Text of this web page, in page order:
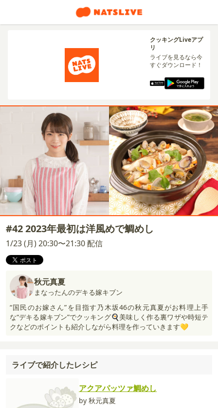
クッキングLiveアプ
リ
ライブを見るなら今
すぐダウンロード！
#42 2023年最初は洋風めで鯛めし
1/23 (月) 20:30〜21:30 配信
秋元真夏
まなったんのデキる嫁キブン
“国民のお嫁さん”を目指す乃木坂46の秋元真夏がお料理上手
な“デキる嫁キブン”でクッキング🍳美味しく作る裏ワザや時短テ
クなどのポイントも紹介しながら料理を作っていきます💛
ライブで紹介したレシピ
アクアパッツァ鯛めし
by 秋元真夏